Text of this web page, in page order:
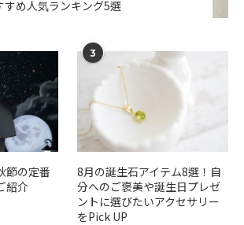
すめ人気ランキング5選
節の定番
紹介
3
​​8月の誕生石アイテム8選！自
分へのご褒美や誕生日プレゼ
ントに選びたいアクセサリー
をPick UP